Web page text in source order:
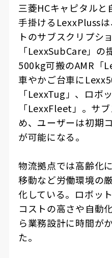
三菱HCキャピタルと
手掛ける LexxPluss
トのサブスクリプシ
「LexxSubCare」の
500kg可搬のAMR 「
車やかご台車に
「LexxTug 」、ロボ
「LexxFleet 」。サ
め、ユーザーは初期
が可能になる。
物流拠点では高齢化
移動など労働環境の
化している。ロボッ
コストの高さや自動
ら業務設計に時間が
た。